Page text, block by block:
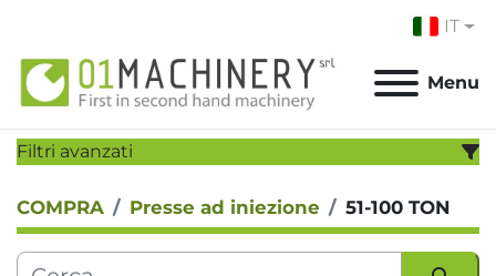
IT
Menu
Filtri avanzati
CATEGORIA:
PRODUTTORE:
COMPRA Presse ad iniezione 51-100 TON